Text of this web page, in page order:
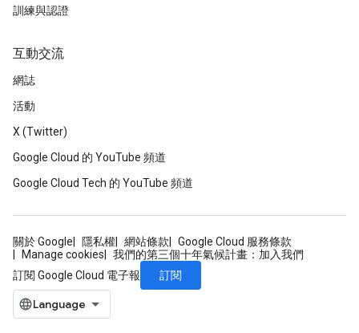
訓練與認證
互動交流
網誌
活動
X (Twitter)
Google Cloud 的 YouTube 頻道
Google Cloud Tech 的 YouTube 頻道
關於 Google 隱私權 網站條款
Google Cloud 服務條款
Manage cookies
我們的第三個十年氣候計畫：加入我們
訂閱 Google Cloud 電子報
訂閱